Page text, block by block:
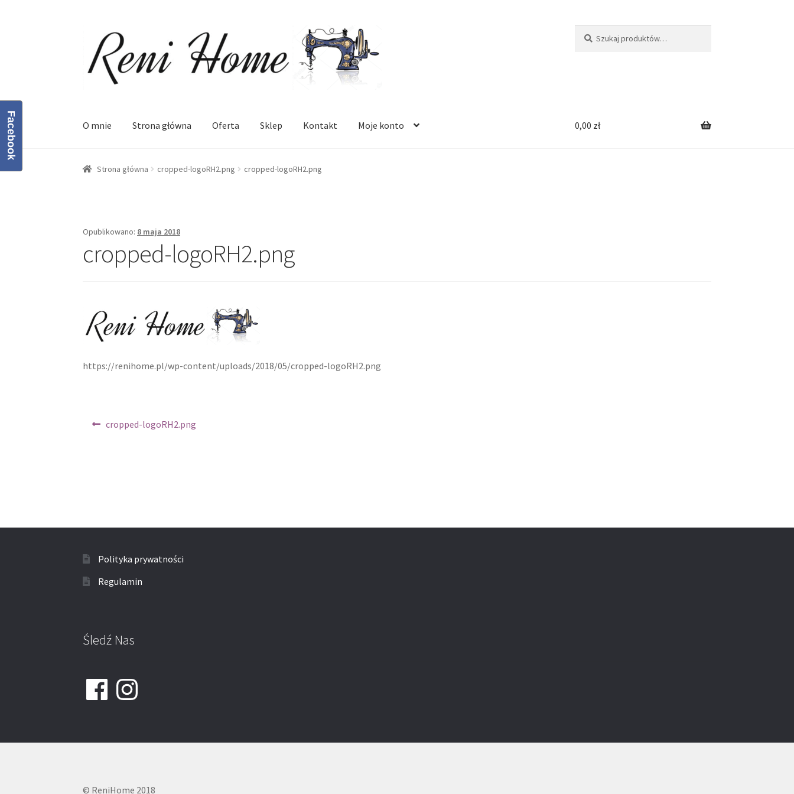
Przejdź
nawigacji
Przejdź
treści
O mnie Strona główna Oferta Sklep Kontakt Moje konto
Strona główna KoszykMoje konto O mnie Oferta
0,00 zł
Strona główna cropped-logoRH2.png cropped-logoRH2.png
Opublikowano: 8 maja 2018
cropped-logoRH2.png
https://renihome.pl/wp-content/uploads/2018/05/cropped-logoRH2.png
Nawigacja
Poprzedni
cropped-logoRH2.png
Polityka prywatności
Regulamin
Śledź Nas
FacebookInstagram
© ReniHome 2018
Facebook